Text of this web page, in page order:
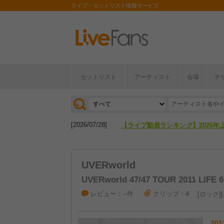
ライブ・セットリスト情報サービス
セットリスト アーティスト 会場 チ
[2026/04/27] 【フェス特集2026】フェス情報は
[2026/07/28] 【ライブ動員ランキング】2026年
UVERworld
UVERworld 47/47 TOUR 2011 LIFE
レビュー：--件 クリップ：4 ロック